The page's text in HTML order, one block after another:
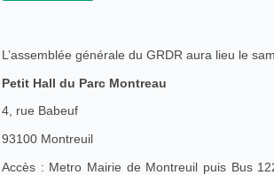
L’assemblée générale du GRDR aura lieu le
Petit Hall du Parc Montreau
4, rue Babeuf
93100 Montreuil
Accès : Metro Mairie de Montreuil puis Bus